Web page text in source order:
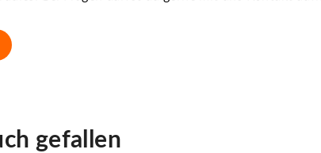
gefallen